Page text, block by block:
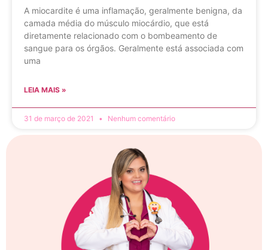
A miocardite é uma inflamação, geralmente benigna, da
camada média do músculo miocárdio, que está
diretamente relacionado com o bombeamento de
sangue para os órgãos. Geralmente está associada com
uma
LEIA MAIS »
31 de março de 2021 Nenhum comentário